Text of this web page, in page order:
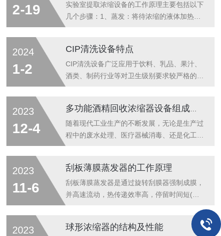
2-19
实验室提取浓缩设备的工作原理主要包括以下
几个步骤：1、蒸发：将待浓缩的液体加热，
凝：将蒸发出的蒸汽冷却，使其回到液体状
态。冷凝可以通过传热器、冷凝器或冷却器等
设备实现。冷凝后的液体通常是浓缩液体。
现。4、再利用：将分离后的浓缩液体重新利
用，参与下一次的蒸发过程。通过上述循环的
操作，实验室提取浓缩设备能够实现将液体中
2024
1-2
CIP清洗设备特点
CIP清洗设备广泛应用于饮料、乳品、果汁、
酒类、制药行业等对卫生级别要求较严格的生
打开的前提下，在一个预订时间内，将一定温
度的清洁液通过密闭的管道对设备内表面进行
喷淋循环而达到清洗的目的。CIP清洗又称清
备装置加以强力作用，把与食品、要求的接触
面洗净的方法。CIP清洗设备主要有以下特
点：1、设计紧凑、安装、维护和调试简...
2023
12-4
随着现代工业生产的不断发展，无论是生产过
程中的废水处理、医疗器械消毒、还是化工产
环境和人员构成安全威胁，而且产生的费用也
比较高昂。为了解决这些问题，多功能酒精回
收浓缩器设备应运而生，它能够对酒精废液进
全，同时也达到了环保的目的。酒精回收浓缩
器设备主要由以下部分组成：1、至高温度材
2023
11-6
刮板薄膜蒸发器的工作原理
刮板薄膜蒸发器是通过旋转刮膜器强制成膜，
并高速流动，热传递效率高，停留时间短(约
一种新型高效蒸发器。它由一个或多个带夹套
加热的圆筒体及简内旋转的刮膜器组成。刮膜
2023 球形浓缩器的结构及性能